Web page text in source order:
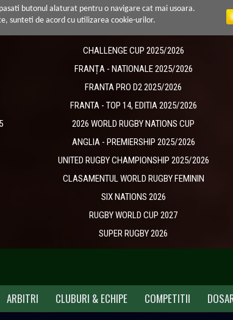
butonul alaturat pentru o navigare cat mai usoara.
sunteti de acord cu utilizarea cookie-urilor.
CHALLENGE CUP 2025/2026
​FRANȚA - NATIONALE 2025/2026
FRANTA PRO D2 2025/2026
FRANTA - TOP 14, EDITIA 2025/2026
2026 WORLD RUGBY NATIONS CUP
ANGLIA - PREMIERSHIP 2025/2026
UNITED RUGBY CHAMPIONSHIP 2025/2026
CLASAMENTUL WORLD RUGBY FEMININ
SIX NATIONS 2026
RUGBY WORLD CUP 2027
SUPER RUGBY 2026
ARBITRI CLUBURI & ECHIPE COMPETITII